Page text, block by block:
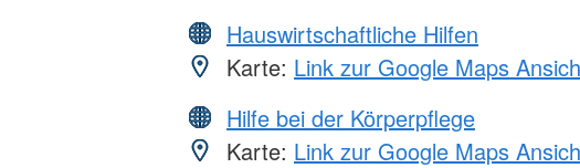
Hauswirtschaftliche Hilfen
Karte: Link zur Google Maps
Hilfe bei der Körperpflege
Karte: Link zur Google Maps